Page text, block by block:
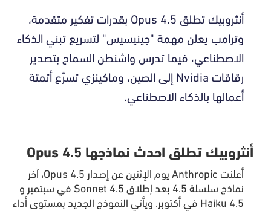
أنثروبيك تطلق Opus 4.5 بقدرات تفكير متقدمة،
وترامب يعلن مهمة "جينيسيس" لتسريع تبني الذكاء
الاصطناعي، فيما تدرس واشنطن السماح بتصدير
رقاقات Nvidia إلى الصين، وماكينزي تسرّع أتمتة
أعمالها بالذكاء الاصطناعي.
أنثروبيك تطلق احدث نماذجها Opus 4.5
أعلنت Anthropic يوم الإثنين عن إصدار Opus 4.5، آخر
نماذج سلسلة 4.5 بعد إطلاق Sonnet 4.5 في سبتمبر و
Haiku 4.5 في أكتوبر. ويأتي النموذج الجديد بمستوى أداء